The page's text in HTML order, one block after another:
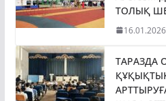
ТОЛЫҚ
16.01.2026
ТАРАЗДА